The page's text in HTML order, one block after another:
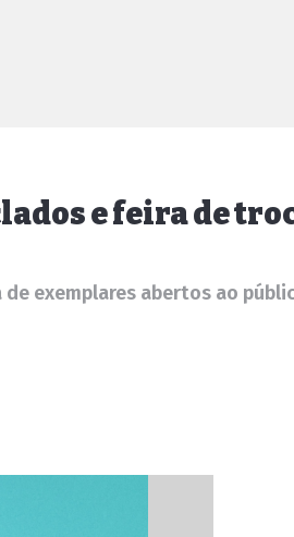
e feira de
exemplares abertos ao